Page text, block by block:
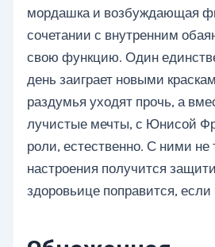
мордашка и возбуждающая
сочетании с внутренним
свою функцию. Один
день заиграет новыми
раздумья уходят прочь, а
лучистые мечты, с Юнисой
роли, естественно. С ними не
настроения получится
здоровьице поправится,